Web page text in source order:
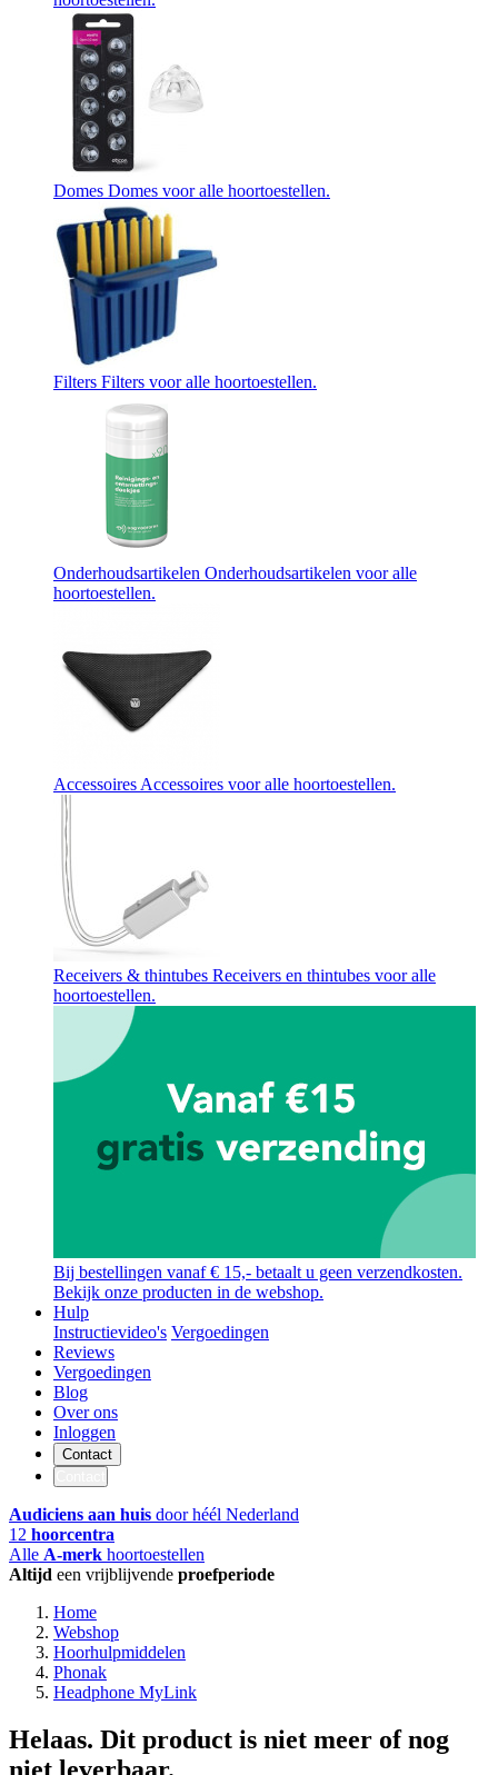
Domes Domes voor alle hoortoestellen.
Filters Filters voor alle hoortoestellen.
Onderhoudsartikelen Onderhoudsartikelen voor alle
hoortoestellen.
AccessoiresAccessoires voor alle hoortoestellen.
Receivers & thintubes Receivers en thintubes voor alle
hoortoestellen.
Bij bestellingen vanaf € 15,- betaalt u geen verzendkosten.
Bekijk onze producten in de webshop.
Hulp
Instructievideo's Vergoedingen
Reviews
Vergoedingen
Blog
Over ons
Inloggen
Contact
Audiciens aan huis door héél Nederland
12 hoorcentra
Alle A-merk hoortoestellen
Altijd een vrijblijvende proefperiode
Home
Webshop
Hoorhulpmiddelen
Phonak
Headphone MyLink
Helaas. Dit product is niet meer of nog